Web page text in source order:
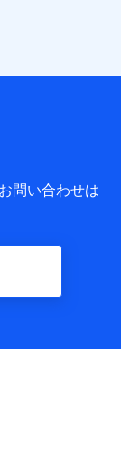
保険者の氏
険者の関係、
険料のお支払
報などが含ま
連サービスに
くは委託を受
問い合わせは